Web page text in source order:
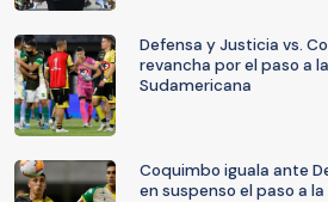
Defensa y Justicia vs.
revancha por el paso a
Sudamericana
Coquimbo iguala ante
en suspenso el paso a